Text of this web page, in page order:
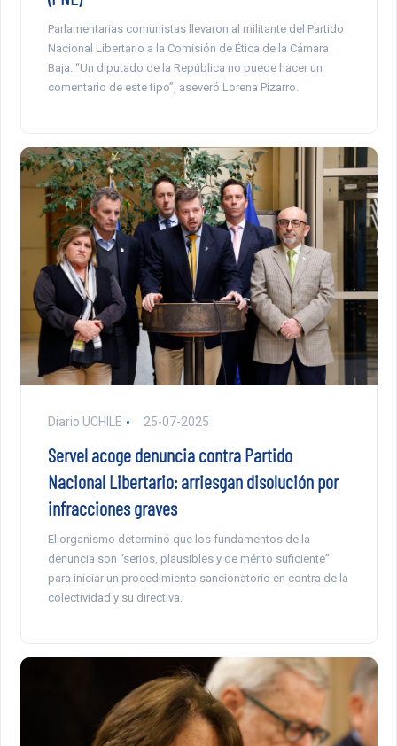
Parlamentarias comunistas llevaron al militante del Partido
Nacional Libertario a la Comisión de Ética de la Cámara
Baja. “Un diputado de la República no puede hacer un
comentario de este tipo”, aseveró Lorena Pizarro.
Diario UCHILE 25-07-2025
Servel acoge denuncia contra Partido
Nacional Libertario: arriesgan disolución por
infracciones graves
El organismo determinó que los fundamentos de la
denuncia son “serios, plausibles y de mérito suficiente”
para iniciar un procedimiento sancionatorio en contra de la
colectividad y su directiva.